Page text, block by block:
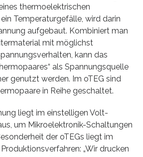
thermoelektrischen
Temperaturgefälle, wird darin
aufgebaut. Kombiniert man
mit möglichst
kann das
als Spannungsquelle
genutzt werden. Im oTEG sind
in Reihe geschaltet.
liegt im einstelligen Volt-
um Mikroelektronik-Schaltungen
der oTEGs liegt im
„Wir drucken